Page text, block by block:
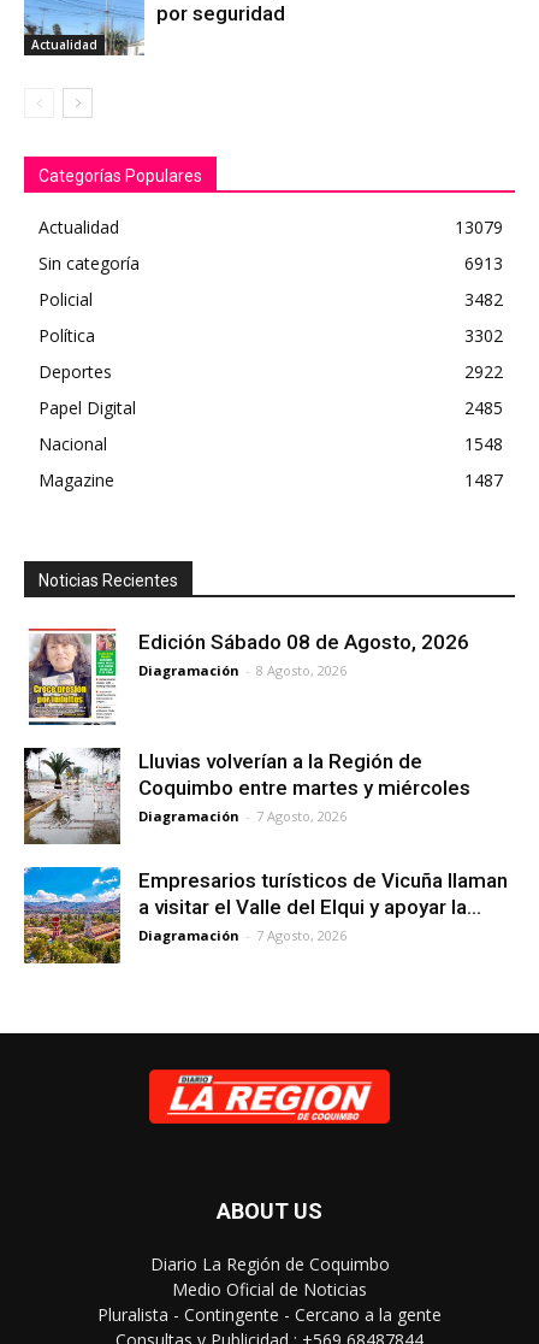
Actualidad
por seguridad
Categorías Populares
Actualidad
13079
Sin categoría
6913
Policial
3482
Política
3302
Deportes
2922
Papel Digital
2485
Nacional
1548
Magazine
1487
Noticias Recientes
Edición Sábado 08 de Agosto, 2026
Diagramación - 8 Agosto, 2026
Lluvias volverían a la Región de
Coquimbo entre martes y miércoles
Diagramación - 7 Agosto, 2026
Empresarios turísticos de Vicuña llaman
a visitar el Valle del Elqui y apoyar la...
Diagramación - 7 Agosto, 2026
ABOUT US
Diario La Región de Coquimbo
Medio Oficial de Noticias
Pluralista - Contingente - Cercano a la gente